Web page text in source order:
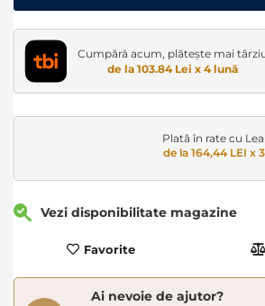
Cumpără acum, plătește mai
de la 103.84 Lei x 4 lună
Plată în rate cu
de la 164,44 LEI x
Vezi disponibilitate magazine
Favorite
Ai nevoie de ajutor?